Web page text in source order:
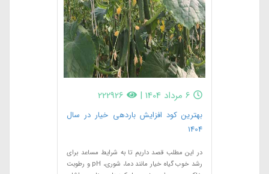
6 مرداد 1404 |
222926
بهترین کود افزایش باردهی خیار در سال
1404
در این مطلب قصد داریم تا به شرایط مساعد برای
رشد خوب گیاه خیار مانند دما، شوری، pH و رطوبت